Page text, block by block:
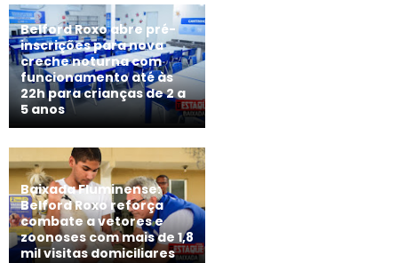
Belford Roxo abre pré-
inscrições para nova
creche noturna com
funcionamento até às
22h para crianças de 2 a
5 anos
Baixada Fluminense:
Belford Roxo reforça
combate a vetores e
zoonoses com mais de 1,8
mil visitas domiciliares